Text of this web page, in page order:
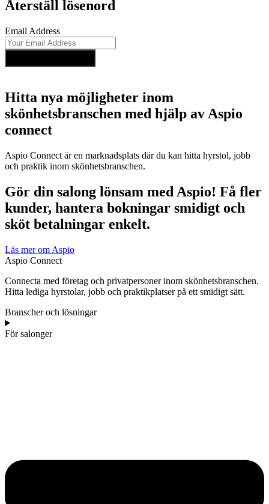
Återställ lösenord
Email Address
Hitta nya möjligheter inom
skönhetsbranschen med hjälp av Aspio
connect
Aspio Connect är en marknadsplats där du kan hitta hyrstol, jobb
och praktik inom skönhetsbranschen.
Gör din salong lönsam med Aspio! Få fler
kunder, hantera bokningar smidigt och
sköt betalningar enkelt.
Läs mer om Aspio
Aspio Connect
Connecta med företag och privatpersoner inom skönhetsbranschen.
Hitta lediga hyrstolar, jobb och praktikplatser på ett smidigt sätt.
Branscher och lösningar
För salonger